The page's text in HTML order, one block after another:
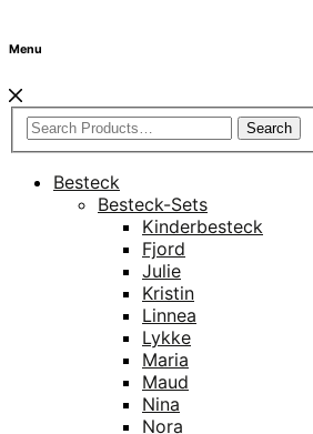
Menu
Search
Besteck
Besteck-Sets
Kinderbesteck
Fjord
Julie
Kristin
Linnea
Lykke
Maria
Maud
Nina
Nora